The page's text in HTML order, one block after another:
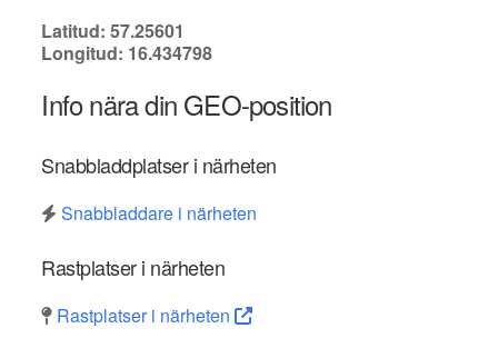
Latitud: 57.25601
Longitud: 16.434798
Info nära din GEO-position
Snabbladdplatser i närheten
Snabbladdare i närheten
Rastplatser i närheten
Rastplatser i närheten